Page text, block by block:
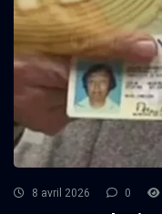
8 avril 2026 0